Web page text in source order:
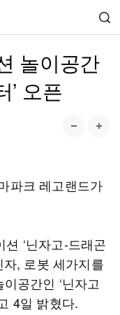
놀이공간
’ 오픈
파크 레고랜드가
‘닌자고-드래곤
, 로봇 세가지를
공간인 ‘닌자고
4일 밝혔다.